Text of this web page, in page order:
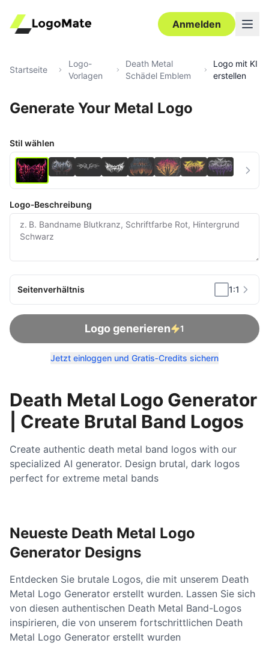
Anmelden
Startseite
Logo-
Vorlagen
Death Metal
Schädel Emblem
Logo mit KI
erstellen
Generate Your Metal Logo
Ultra‑HD Bearbeiten
Stil wählen
Logo‑Beschreibung
Seitenverhältnis 1:1
Logo generieren 1
Jetzt einloggen und Gratis‑Credits sichern
Death Metal Logo Generator
| Create Brutal Band Logos
Create authentic death metal band logos with our
specialized AI generator. Design brutal, dark logos
perfect for extreme metal bands
Neueste Death Metal Logo
Generator Designs
Entdecken Sie brutale Logos, die mit unserem Death
Metal Logo Generator erstellt wurden. Lassen Sie sich
von diesen authentischen Death Metal Band-Logos
inspirieren, die von unserem fortschrittlichen Death
Metal Logo Generator erstellt wurden